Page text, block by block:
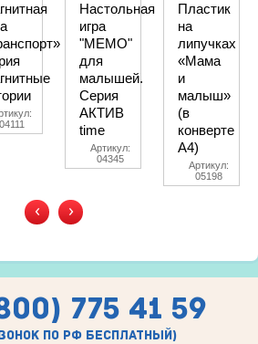
04111
Настольная
игра
"МЕМО"
для
малышей.
Серия
АКТИВ
time
Артикул:
04345
Пластик
на
липучках
«Мама
и
малыш»
(в
конверте
A4)
Артикул:
05198
‹ ›
775 41 59
по рф бесплатный)